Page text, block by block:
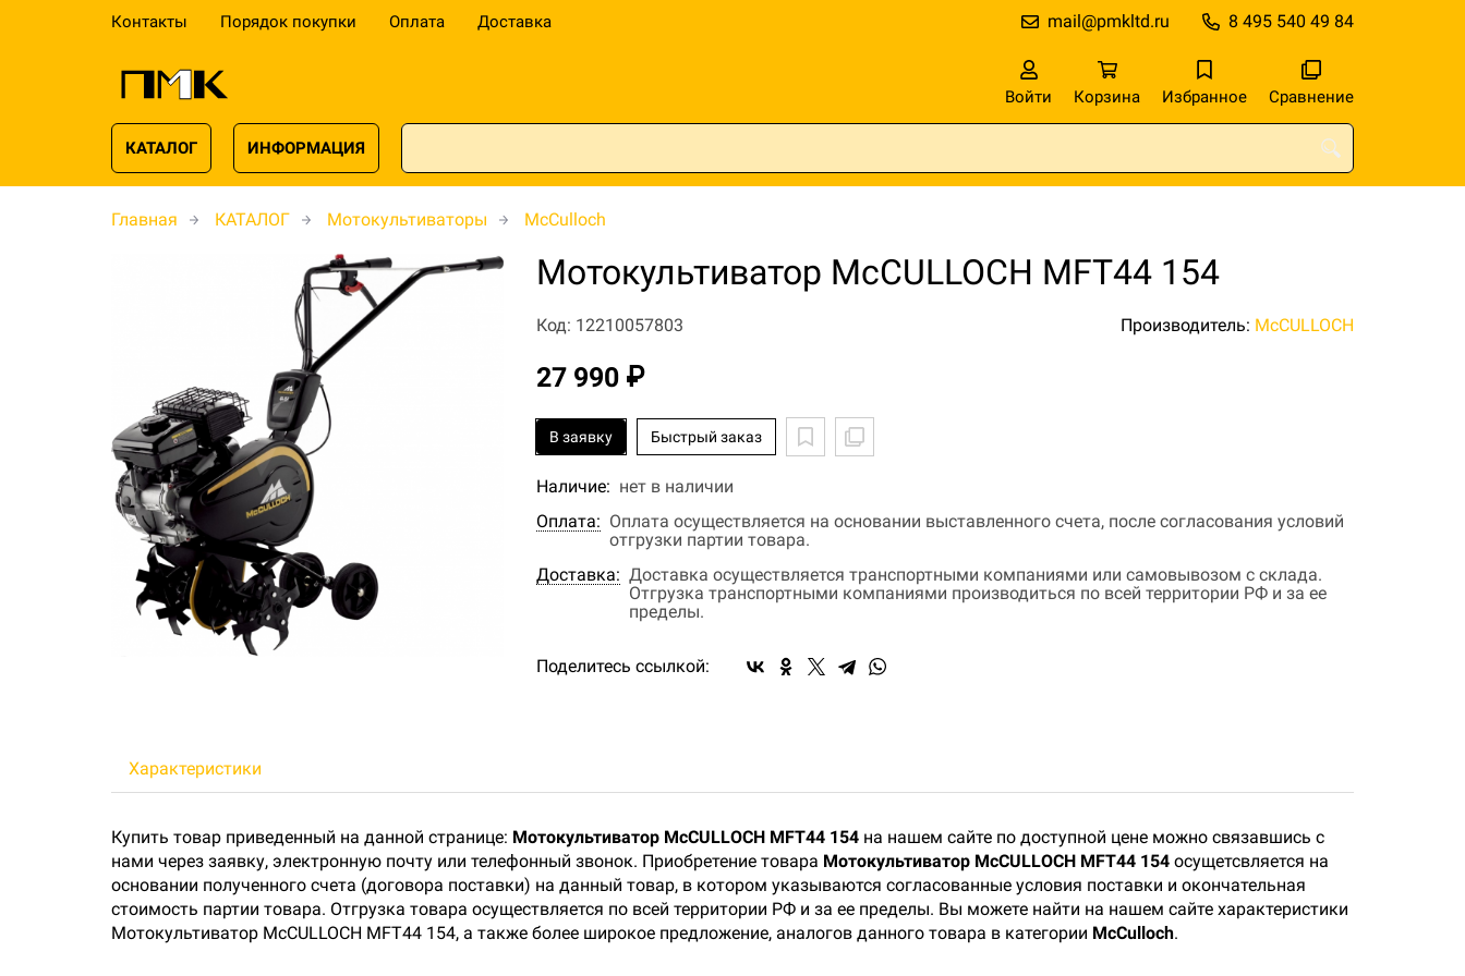
Контакты Порядок покупки Оплата Доставка 8 495 540 49 84
mail@pmkltd.ru
Войти Корзина Избранное Сравнение
КАТАЛОГ ИНФОРМАЦИЯ
Главная КАТАЛОГ Мотокультиваторы McCulloch
Мотокультиватор McCULLOCH MFT44 154
Код: 12210057803 Производитель: McCULLOCH
27 990 ₽
В заявку Быстрый заказ
Наличие: нет в наличии
Оплата: Оплата осуществляется на основании выставленного счета, после согласования условий
отгрузки партии товара.
Доставка: Доставка осуществляется транспортными компаниями или самовывозом с склада.
Отгрузка транспортными компаниями производиться по всей территории РФ и за ее
пределы.
Поделитесь ссылкой:
Характеристики
Купить товар приведенный на данной странице: Мотокультиватор McCULLOCH MFT44 154 на нашем сайте по доступной цене можно связавшись с
нами через заявку, электронную почту или телефонный звонок. Приобретение товара Мотокультиватор McCULLOCH MFT44 154 осущетсвляется на
основании полученного счета (договора поставки) на данный товар, в котором указываются согласованные условия поставки и окончательная
стоимость партии товара. Отгрузка товара осуществляется по всей территории РФ и за ее пределы. Вы можете найти на нашем сайте характеристики
Мотокультиватор McCULLOCH MFT44 154, а также более широкое предложение, аналогов данного товара в категории McCulloch.